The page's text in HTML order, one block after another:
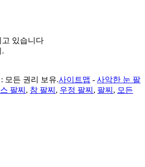
있습니다
.
모든 권리 보유.사이트맵 - 사악한 눈 팔
팔찌 , 참 팔찌 , 우정 팔찌 , 팔찌 , 모든